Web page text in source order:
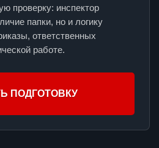
проверку: инспектор
папки, но и логику
ответственных
работе.
ПОДГОТОВКУ